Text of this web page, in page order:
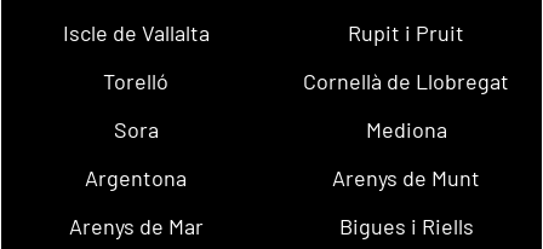
Iscle de Vallalta
Rupit i Pruit
Torelló
Cornellà de Llobregat
Sora
Mediona
Argentona
Arenys de Munt
Arenys de Mar
Bigues i Riells